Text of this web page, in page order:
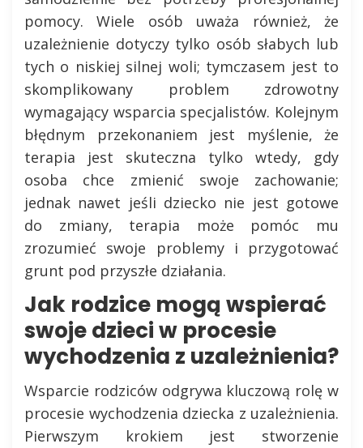
pomocy. Wiele osób uważa również, że
uzależnienie dotyczy tylko osób słabych lub
tych o niskiej silnej woli; tymczasem jest to
skomplikowany problem zdrowotny
wymagający wsparcia specjalistów. Kolejnym
błędnym przekonaniem jest myślenie, że
terapia jest skuteczna tylko wtedy, gdy
osoba chce zmienić swoje zachowanie;
jednak nawet jeśli dziecko nie jest gotowe
do zmiany, terapia może pomóc mu
zrozumieć swoje problemy i przygotować
grunt pod przyszłe działania.
Jak rodzice mogą wspierać
swoje dzieci w procesie
wychodzenia z uzależnienia?
Wsparcie rodziców odgrywa kluczową rolę w
procesie wychodzenia dziecka z uzależnienia.
Pierwszym krokiem jest stworzenie